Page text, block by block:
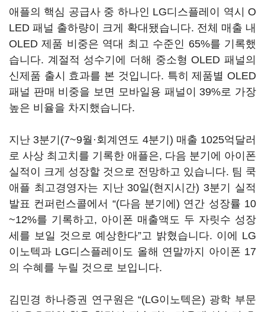
애플의 핵심 공급사 중 하나인 LG디스플레이 역시 O
LED 패널 출하량이 크게 확대됐습니다. 전체 매출 내
OLED 제품 비중은 역대 최고 수준인 65%를 기록했
습니다. 계절적 성수기에 더해 중소형 OLED 패널의
신제품 출시 효과를 본 것입니다. 특히 제품별 OLED
패널 판매 비중을 보면 모바일용 패널이 39%로 가장
높은 비율을 차지했습니다.
지난 3분기(7~9월·회계연도 4분기) 매출 1025억달러
로 사상 최고치를 기록한 애플은, 다음 분기에 아이폰
실적이 크게 성장할 것으로 전망하고 있습니다. 팀 쿡
애플 최고경영자는 지난 30일(현지시간) 3분기 실적
발표 컨퍼런스콜에서 “(다음 분기에) 연간 성장률 10
~12%를 기록하고, 아이폰 매출액도 두 자릿수 성장
세를 보일 것으로 예상한다”고 밝혔습니다. 이에 LG
이노텍과 LG디스플레이도 올해 연말까지 아이폰 17
의 수혜를 누릴 것으로 보입니다.
김민경 하나증권 연구원은 “(LG이노텍은) 광학 부문